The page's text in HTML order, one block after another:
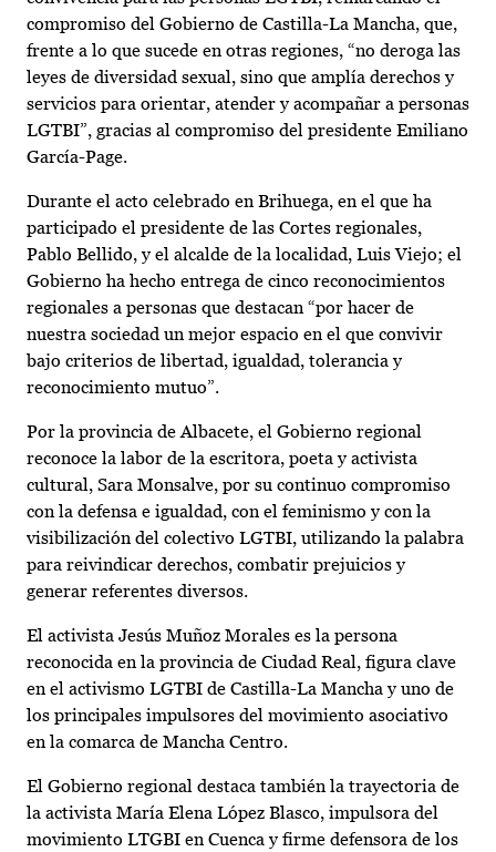
compromiso del Gobierno de Castilla-La Mancha, que,
frente a lo que sucede en otras regiones, “no deroga las
leyes de diversidad sexual, sino que amplía derechos y
servicios para orientar, atender y acompañar a personas
LGTBI”, gracias al compromiso del presidente Emiliano
García-Page.
Durante el acto celebrado en Brihuega, en el que ha
participado el presidente de las Cortes regionales,
Pablo Bellido, y el alcalde de la localidad, Luis Viejo; el
Gobierno ha hecho entrega de cinco reconocimientos
regionales a personas que destacan “por hacer de
nuestra sociedad un mejor espacio en el que convivir
bajo criterios de libertad, igualdad, tolerancia y
reconocimiento mutuo”.
Por la provincia de Albacete, el Gobierno regional
reconoce la labor de la escritora, poeta y activista
cultural, Sara Monsalve, por su continuo compromiso
con la defensa e igualdad, con el feminismo y con la
visibilización del colectivo LGTBI, utilizando la palabra
para reivindicar derechos, combatir prejuicios y
generar referentes diversos.
El activista Jesús Muñoz Morales es la persona
reconocida en la provincia de Ciudad Real, figura clave
en el activismo LGTBI de Castilla-La Mancha y uno de
los principales impulsores del movimiento asociativo
en la comarca de Mancha Centro.
El Gobierno regional destaca también la trayectoria de
la activista María Elena López Blasco, impulsora del
movimiento LTGBI en Cuenca y firme defensora de los